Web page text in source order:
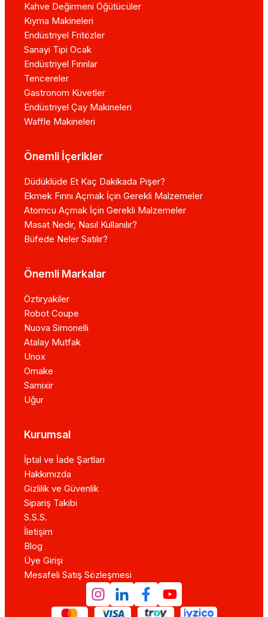
Kahve Değirmeni Öğütücüler
Kıyma Makineleri
Endüstriyel Fritözler
Sanayi Tipi Ocak
Endüstriyel Fırınlar
Tencereler
Gastronom Küvetler
Endüstriyel Çay Makineleri
Waffle Makineleri
Önemli İçerikler
Düdüklüde Et Kaç Dakikada Pişer?
Ekmek Fırını Açmak İçin Gerekli Malzemeler
Atomcu Açmak İçin Gerekli Malzemeler
Masat Nedir, Nasıl Kullanılır?
Büfede Neler Satılır?
Önemli Markalar
Öztiryakiler
Robot Coupe
Nuova Simonelli
Atalay Mutfak
Unox
Omake
Samixir
Uğur
Kurumsal
İptal ve İade Şartları
Hakkımızda
Gizlilik ve Güvenlik
Sipariş Takibi
S.S.S.
İletişim
Blog
Üye Girişi
Mesafeli Satış Sözleşmesi